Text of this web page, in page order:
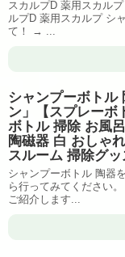
スカルプD 薬用スカル
ルプD 薬用スカルプ シ
て！ → ...
シャンプーボトル
ン」【スプレーボ
ボトル 掃除 お風
陶磁器 白 おしゃ
スルーム 掃除グッ
シャンプーボトル 陶器
ら行ってみてください
ご紹介します...